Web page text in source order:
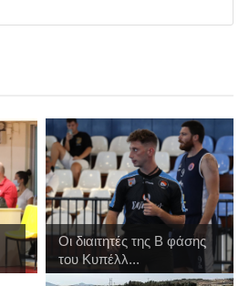
Οι διαιτητές της Β φάσης
του Κυπέλλ...